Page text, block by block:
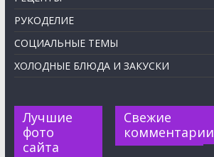
РУКОДЕЛИЕ
СОЦИАЛЬНЫЕ ТЕМЫ
ХОЛОДНЫЕ БЛЮДА И ЗАКУСКИ
Лучшие
фото
сайта
Свежие
комментарии